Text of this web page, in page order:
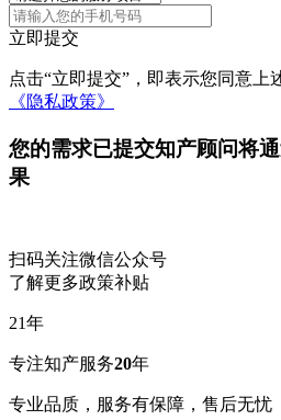
立即提交
点击“立即提交”，即表示您同意上
《隐私政策》
您的需求已提交知产顾问将
果
扫码关注微信公众号
了解更多政策补贴
21年
专注知产服务20年
专业品质，服务有保障，售后无忧